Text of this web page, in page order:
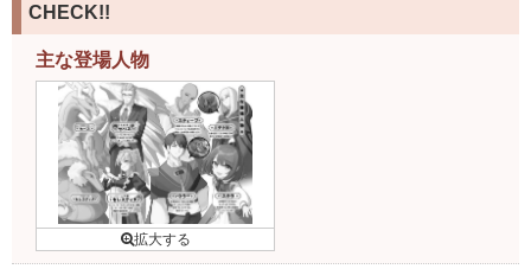
CHECK!!
主な登場人物